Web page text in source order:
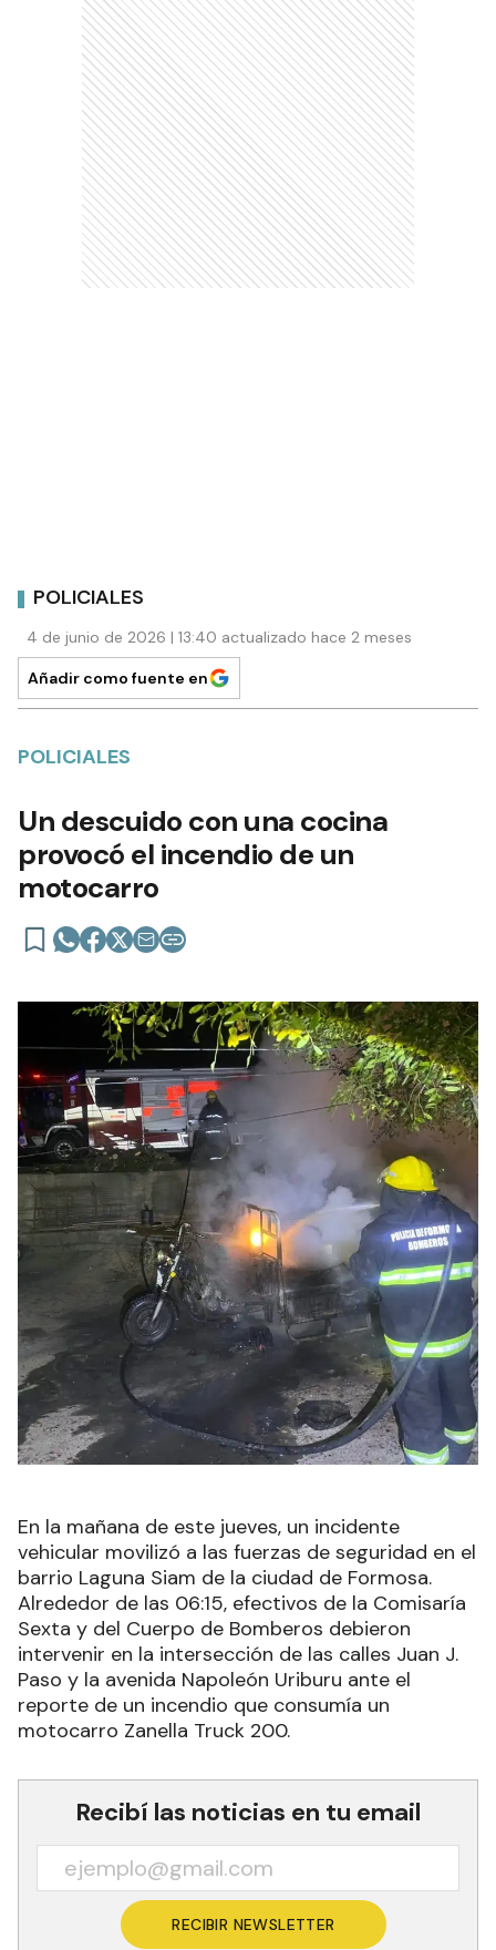
POLICIALES
4 de junio de 2026 | 13:40 actualizado hace 2 meses
Añadir como fuente en
POLICIALES
Un descuido con una cocina
provocó el incendio de un
motocarro
En la mañana de este jueves, un incidente
vehicular movilizó a las fuerzas de seguridad en el
barrio Laguna Siam de la ciudad de Formosa.
Alrededor de las 06:15, efectivos de la Comisaría
Sexta y del Cuerpo de Bomberos debieron
intervenir en la intersección de las calles Juan J.
Paso y la avenida Napoleón Uriburu ante el
reporte de un incendio que consumía un
motocarro Zanella Truck 200.
Recibí las noticias en tu email
RECIBIR NEWSLETTER